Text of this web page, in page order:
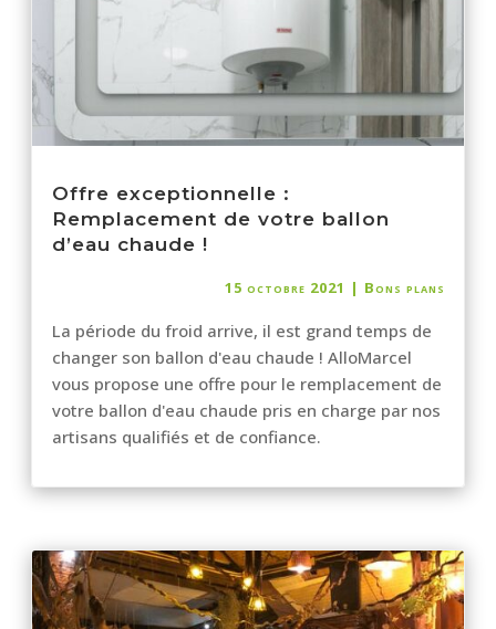
Offre exceptionnelle :
Remplacement de votre ballon
d’eau chaude !
15 octobre 2021 | Bons plans
La période du froid arrive, il est grand temps de
changer son ballon d'eau chaude ! AlloMarcel
vous propose une offre pour le remplacement de
votre ballon d'eau chaude pris en charge par nos
artisans qualifiés et de confiance.